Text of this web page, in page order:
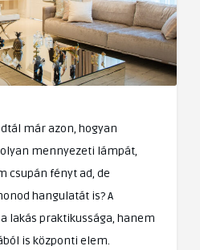
már azon, hogyan
csupán fényt ad, de
hangulatát is? A
lakás praktikussága, hanem
is központi elem.